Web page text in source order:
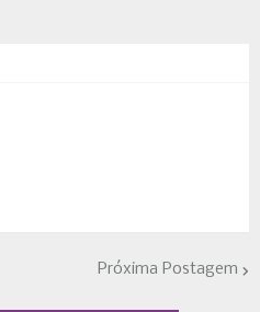
Próxima Postagem